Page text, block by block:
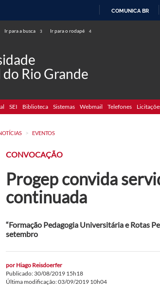
COMUNICA BR
Ir para a busca 3 Ir para o rodapé 4
do Rio Grande
SEI Biblioteca Sistemas Webmail Telefones
> EVENTOS
CONVOCAÇÃO
Progep convida
continuada
“Formação Pedagogia Universitária e Rotas
setembro
por Hiago Reisdoerfer
Publicado: 30/08/2019 15h18
Última modificação: 03/09/2019 10h04